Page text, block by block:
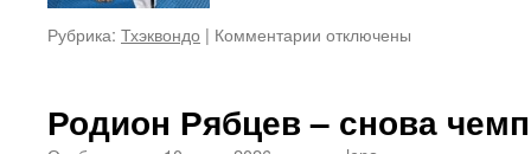
Рубрика: Тхэквондо | Комментарии к
–
отключены
Родион Рябцев – снова